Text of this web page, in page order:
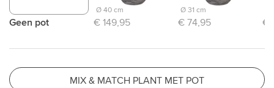
Geen pot € 149,95
Ø 40 cm
€ 74,95
Ø 31 cm
€
MIX & MATCH PLANT MET POT